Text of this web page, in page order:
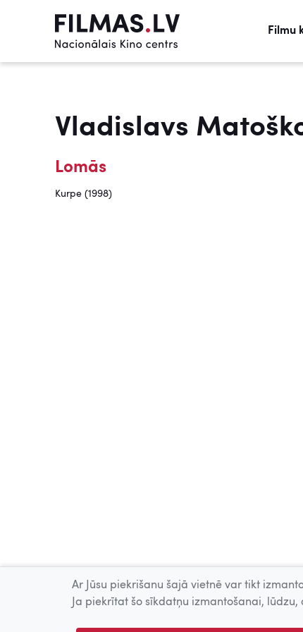
Filmu
Vladislavs
Lomās
Kurpe (1998)
Ar Jūsu piekrišanu šajā vietnē var tikt
Ja piekrītat šo sīkdatņu izmantošanai,